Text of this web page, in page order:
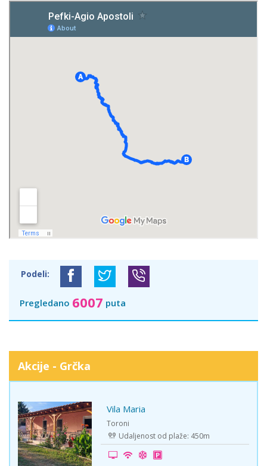
Podeli:
Pregledano 6007 puta
Akcije - Grčka
-15% Vila Maria
Toroni
Udaljenost od plaže: 450m